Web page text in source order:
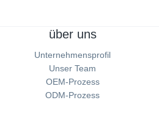
über uns
Unternehmensprofil
Unser Team
OEM-Prozess
ODM-Prozess